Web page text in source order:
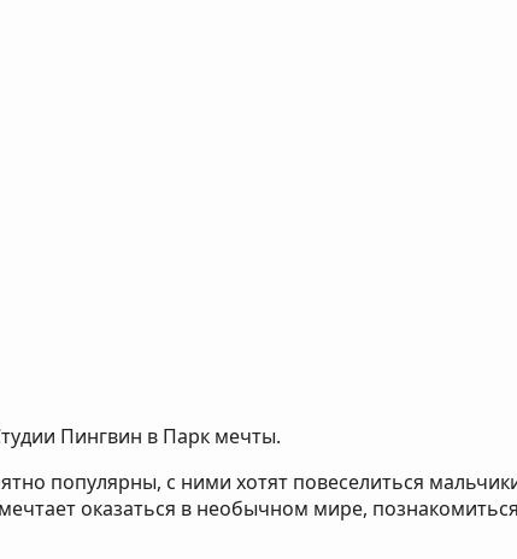
Пингвин в Парк мечты.
популярны, с ними хотят повеселиться
оказаться в необычном мире,